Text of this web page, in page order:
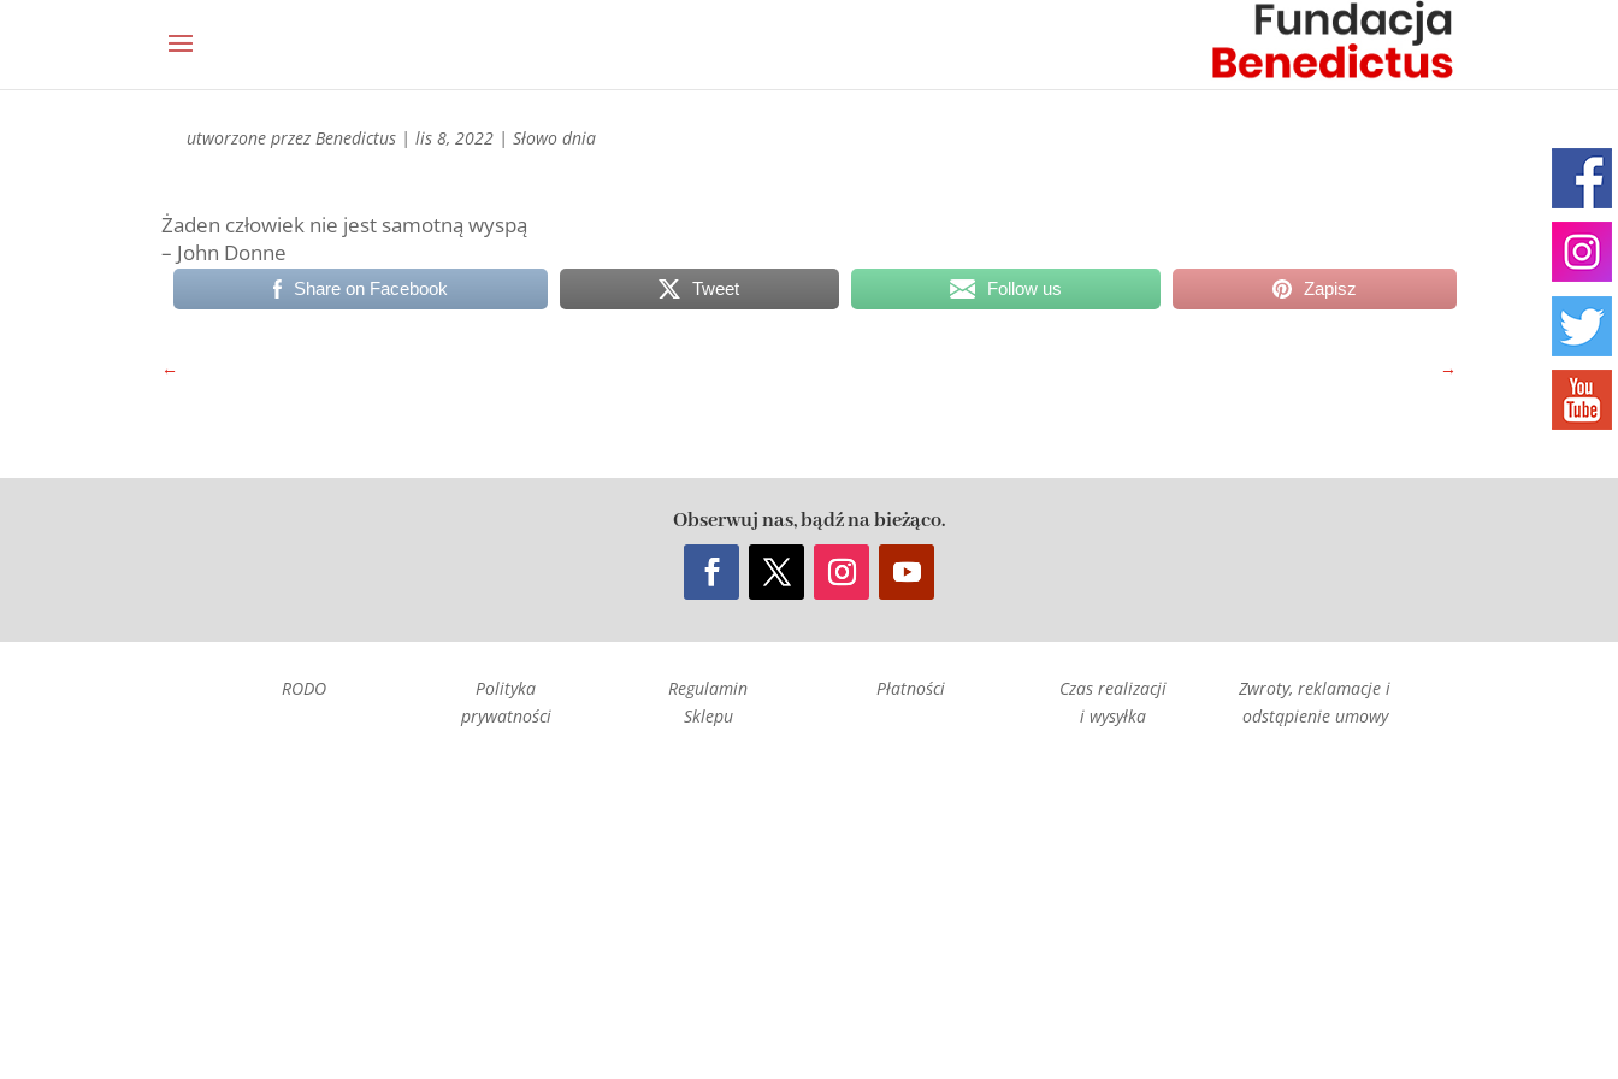
utworzone przezBenedictus |lis 8, 2022 |Słowo dnia
Żaden człowiek nie jest samotną wyspą
– John Donne
Share on Facebook Tweet Follow us Zapisz
← →
Obserwuj nas, bądź na bieżąco.
RODO
Polityka
prywatności
Regulamin
Sklepu
Płatności
Czas realizacji
i wysyłka
Zwroty, reklamacje i
odstąpienie umowy